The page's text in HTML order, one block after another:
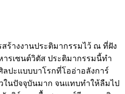
างงานประติมากรรมไว้ ณ ที่ฝัง
รเซนต์วิตัส ประติมากรรมนี้ทำ
ลปะแบบบาโรกที่โออ่าอลังการ์
ในปัจจุบันมาก จนแทบทำให้ลืมไป